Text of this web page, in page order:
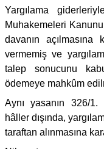
Yargılama
Muhakemeleri
davanın
vermemiş ve
talep sonucunu
ödemeye mahkûm
Aynı yasanın 326/1.
hâller dışında,
taraftan alınmasına